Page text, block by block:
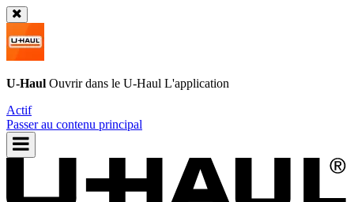
U-Haul Ouvrir dans le U-Haul L'application
Actif
Passer au contenu principal